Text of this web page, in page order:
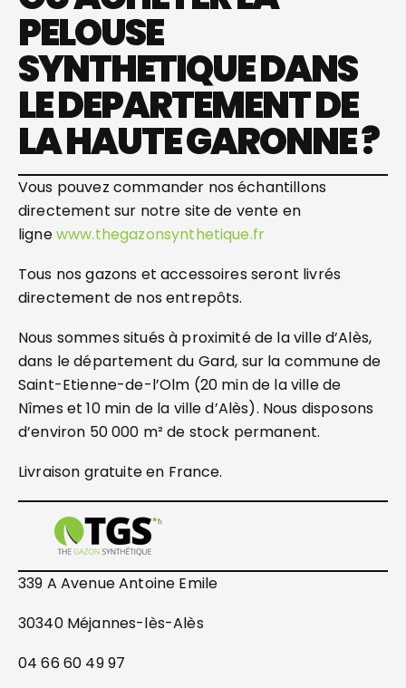
PELOUSE
SYNTHETIQUE DANS
LE DEPARTEMENT DE
LA HAUTE GARONNE ?
Vous pouvez commander nos échantillons
directement sur notre site de vente en
lignewww.thegazonsynthetique.fr
Tous nos gazons et accessoires seront livrés
directement de nos entrepôts.
Nous sommes situés à proximité de la ville d’Alès,
dans le département du Gard, sur la commune de
Saint-Etienne-de-l’Olm (20 min de la ville de
Nîmes et 10 min de la ville d’Alès). Nous disposons
d’environ 50 000 m² de stock permanent.
Livraison gratuite en France.
339 A Avenue Antoine Emile
30340 Méjannes-lès-Alès
04 66 60 49 97